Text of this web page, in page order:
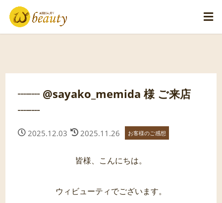
┈┈ @sayako_memida 様 ご来店
┈┈
2025.12.03 2025.11.26 お客様のご感想
皆様、こんにちは。
ウィビューティでございます。